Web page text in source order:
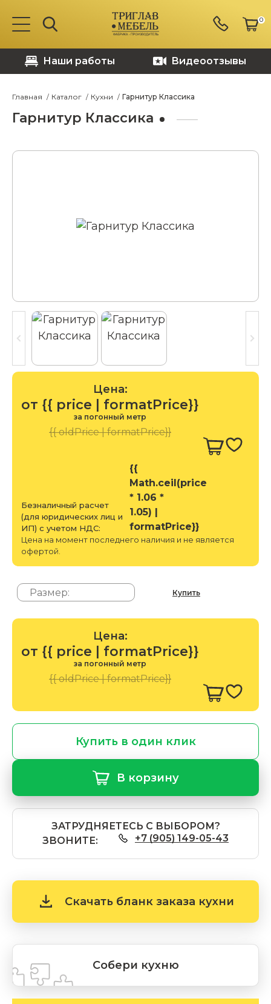
0
Наши работы Видеоотзывы
Главная Каталог Кухни Гарнитур Классика
Гарнитур Классика
Цена:
от {{ price | formatPrice}}
за погонный метр
{{ oldPrice | formatPrice}}
Безналичный расчет
(для юридических лиц и
ИП) с учетом НДС:
{{
Math.ceil(price
* 1.06 *
1.05) |
formatPrice}}
Цена на момент последнего наличия и не является
офертой.
Купить
Цена:
от {{ price | formatPrice}}
за погонный метр
{{ oldPrice | formatPrice}}
Купить в один клик
В корзину
ЗАТРУДНЯЕТЕСЬ С ВЫБОРОМ?
ЗВОНИТЕ:
+7 (905) 149-05-43
Скачать бланк заказа кухни
Собери кухню